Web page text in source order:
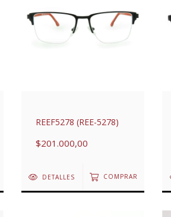
REEF5278 (REE-5278)
$201.000,00
DETALLES COMPRAR